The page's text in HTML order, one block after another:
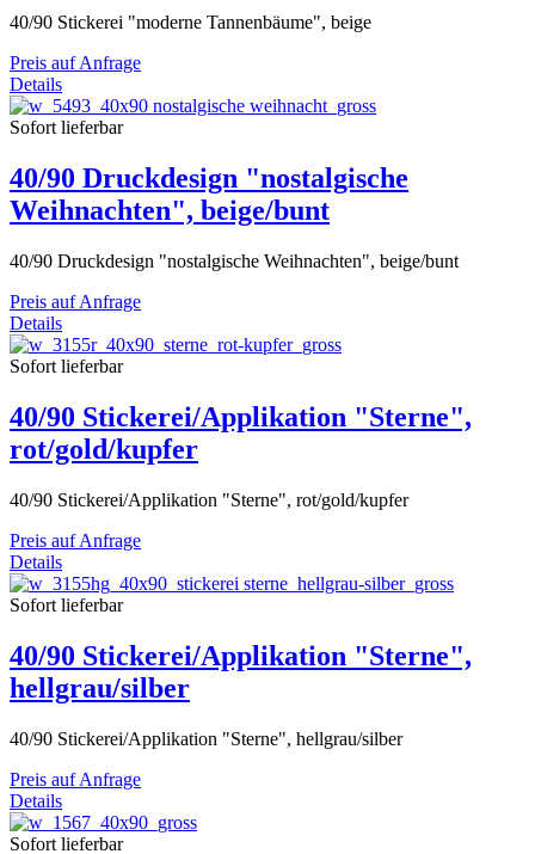
40/90 Stickerei "moderne Tannenbäume", beige
Preis auf Anfrage
Details
Sofort lieferbar
40/90 Druckdesign "nostalgische
Weihnachten", beige/bunt
40/90 Druckdesign "nostalgische Weihnachten", beige/bunt
Preis auf Anfrage
Details
Sofort lieferbar
40/90 Stickerei/Applikation "Sterne",
rot/gold/kupfer
40/90 Stickerei/Applikation "Sterne", rot/gold/kupfer
Preis auf Anfrage
Details
Sofort lieferbar
40/90 Stickerei/Applikation "Sterne",
hellgrau/silber
40/90 Stickerei/Applikation "Sterne", hellgrau/silber
Preis auf Anfrage
Details
Sofort lieferbar